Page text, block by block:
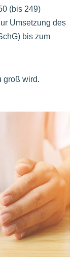
(bis 249)
Umsetzung des
bis zum
groß wird.